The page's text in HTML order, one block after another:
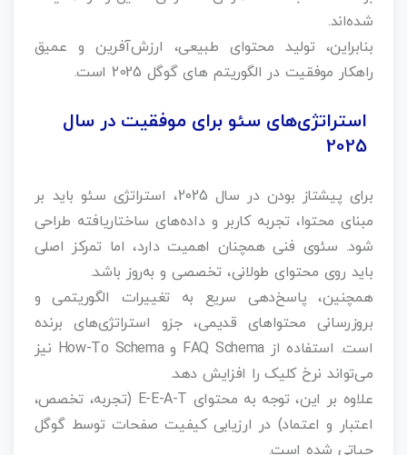
شده‌اند.
بنابراین، تولید محتوای طبیعی، ارزش‌آفرین و عمیق
راهکار موفقیت در الگوریتم‌ های گوگل 2025 است.
استراتژی‌های سئو برای موفقیت در سال
2025
برای پیشتاز بودن در سال 2025، استراتژی سئو باید بر
مبنای محتوا، تجربه کاربر و داده‌های ساختاریافته طراحی
شود. سئوی فنی همچنان اهمیت دارد، اما تمرکز اصلی
باید روی محتوای طولانی، تخصصی و به‌روز باشد.
همچنین، پاسخ‌دهی سریع به تغییرات الگوریتمی و
بروزرسانی محتواهای قدیمی، جزو استراتژی‌های برنده
است. استفاده از FAQ Schema و How-To Schema نیز
می‌تواند نرخ کلیک را افزایش دهد.
علاوه بر این، توجه به محتوای E-E-A-T (تجربه، تخصص،
اعتبار و اعتماد) در ارزیابی کیفیت صفحات توسط گوگل
حیاتی شده است.